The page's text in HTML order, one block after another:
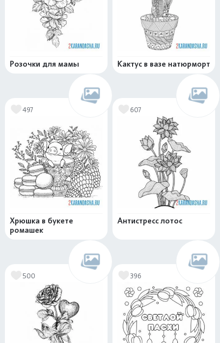
Розочки для мамы Кактус в вазе натюрморт
497
Хрюшка в букете
ромашек
607
Антистресс лотос
500 396